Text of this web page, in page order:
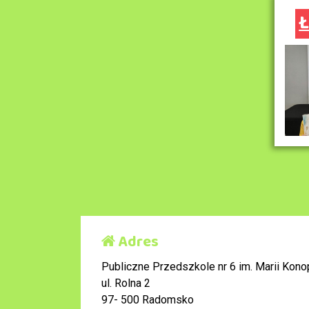
Adres
Publiczne Przedszkole nr 6 im. Marii
ul. Rolna 2
97- 500 Radomsko